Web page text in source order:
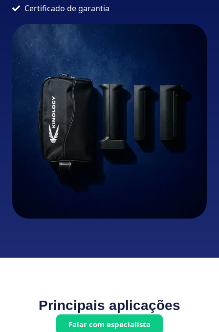
Certificado de garantia
Principais aplicações
Falar com especialista